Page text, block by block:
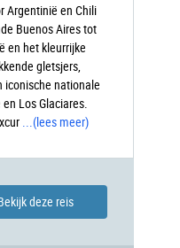
Argentinië en Chili
Buenos Aires tot
en het kleurrijke
gletsjers,
iconische nationale
Los Glaciares.
...(lees meer)
deze reis